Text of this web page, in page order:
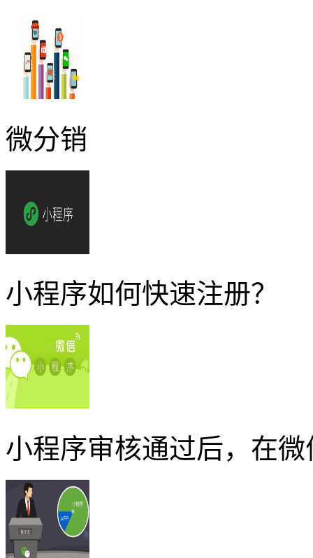
微分销
小程序如何快速注册？
小程序审核通过后，在